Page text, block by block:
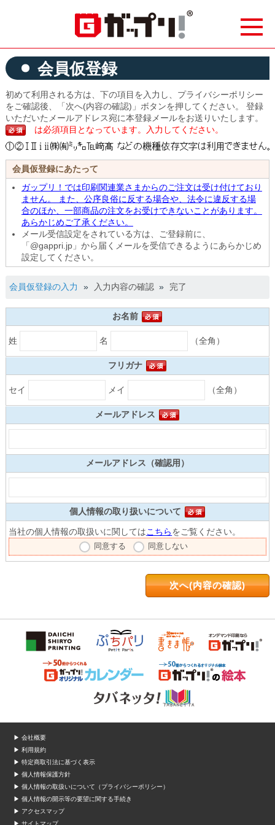
会員仮登録
初めて利用される方は、下の項目を入力し、プライバシーポリシー
をご確認後、「次へ(内容の確認)」ボタンを押してください。 登録
いただいたメールアドレス宛に本登録メールをお送りいたします。
は必須項目となっています。入力してください。
会員仮登録にあたって
ガップリ！では印刷関連業さまからのご注文は受け付けており
ません。 また、公序良俗に反する場合や、法令に違反する場
合のほか、一部商品の注文をお受けできないことがあります。
あらかじめご了承ください。
メール受信設定をされている方は、ご登録前に、
「@gappri.jp」から届くメールを受信できるようにあらかじめ
設定してください。
会員仮登録の入力 入力内容の確認 完了
お名前
姓 名 （全角）
フリガナ
セイ メイ （全角）
メールアドレス
メールアドレス（確認用）
個人情報の取り扱いについて
当社の個人情報の取扱いに関してはこちらをご覧ください。
同意する 同意しない
▶ 会社概要
▶ 利用規約
▶ 特定商取引法に基づく表示
▶ 個人情報保護方針
▶ 個人情報の取扱いについて（プライバシーポリシー）
▶ 個人情報の開示等の要望に関する手続き
▶ アクセスマップ
▶ サイトマップ